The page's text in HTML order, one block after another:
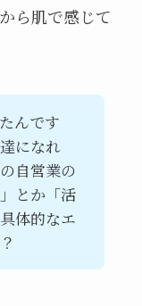
ら肌で感じて
んです
になれ
自営業の
とか「活
体的なエ